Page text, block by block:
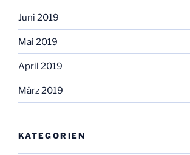
Juni 2019
Mai 2019
April 2019
März 2019
KATEGORIEN